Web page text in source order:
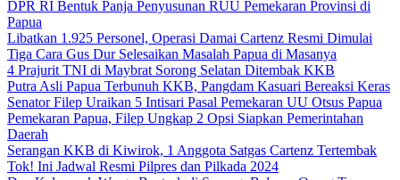
DPR RI Bentuk Panja Penyusunan RUU Pemekaran Provinsi di
Papua
Libatkan 1.925 Personel, Operasi Damai Cartenz Resmi Dimulai
Tiga Cara Gus Dur Selesaikan Masalah Papua di Masanya
4 Prajurit TNI di Maybrat Sorong Selatan Ditembak KKB
Putra Asli Papua Terbunuh KKB, Pangdam Kasuari Bereaksi Keras
Senator Filep Uraikan 5 Intisari Pasal Pemekaran UU Otsus Papua
Pemekaran Papua, Filep Ungkap 2 Opsi Siapkan Pemerintahan
Daerah
Serangan KKB di Kiwirok, 1 Anggota Satgas Cartenz Tertembak
Tok! Ini Jadwal Resmi Pilpres dan Pilkada 2024